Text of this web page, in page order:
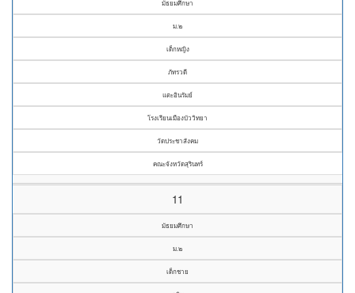
มัธยมศึกษา
ม.๒
เด็กหญิง
ภัทรวดี
แตะอินรัมย์
โรงเรียนเมืองบัววิทยา
วัดประชาสังคม
คณะจังหวัดสุรินทร์
11
มัธยมศึกษา
ม.๒
เด็กชาย